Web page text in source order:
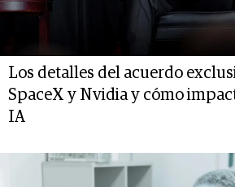
Los detalles del acuerdo
SpaceX y Nvidia y cómo
IA